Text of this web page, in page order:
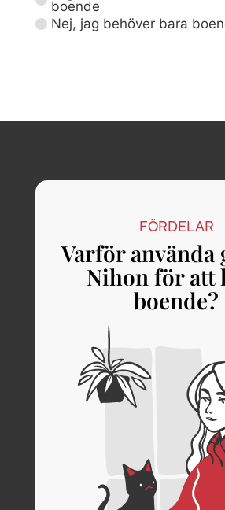
boende
Nej, jag behöver bara
FÖRDELAR
Varför använda
Nihon för att
boende?